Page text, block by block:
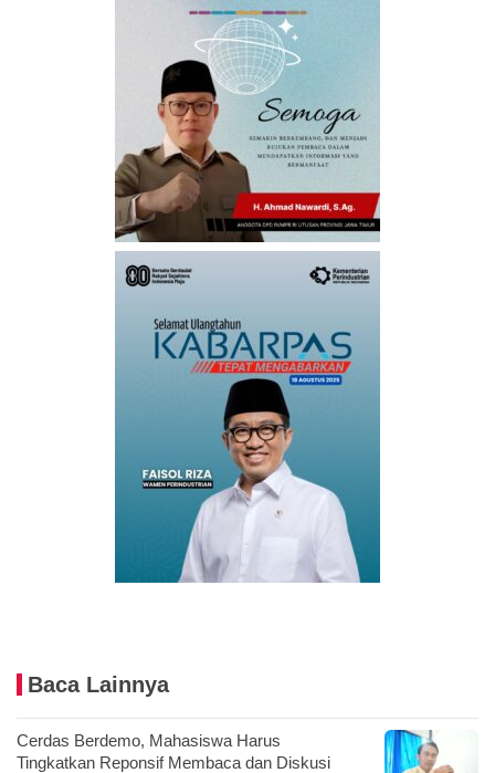
Baca Lainnya
Cerdas Berdemo, Mahasiswa Harus
Tingkatkan Reponsif Membaca dan Diskusi